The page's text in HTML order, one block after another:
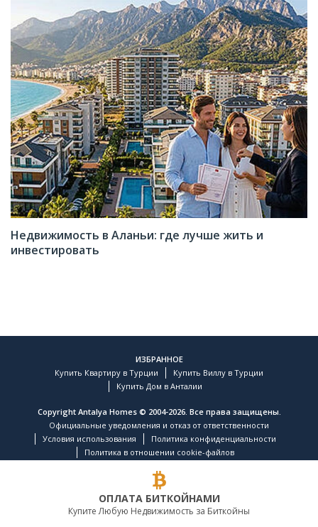
Недвижимость в Аланьи: где лучше жить и
инвестировать
ИЗБРАННОЕ
Купить Квартиру в Турции
Купить Виллу в Турции
Купить Дом в Анталии
Copyright Antalya Homes © 2004-2026. Все права защищены.
Официальные уведомления и отказ от ответственности
Условия использования
Политика конфиденциальности
Политика в отношении cookie-файлов
ОПЛАТА БИТКОЙНАМИ
Купите Любую Недвижимость за Биткойны